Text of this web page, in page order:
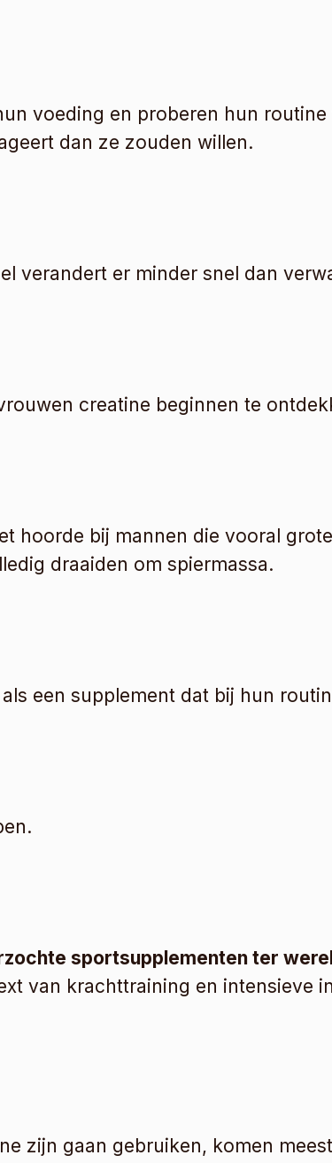
voeding en proberen hun
dan ze zouden willen.
verandert er minder snel dan
creatine beginnen te
hoorde bij mannen die vooral
draaiden om spiermassa.
een supplement dat bij hun
sport­supplementen ter
van krachttraining en intensieve
zijn gaan gebruiken, komen